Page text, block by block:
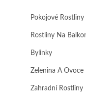
Pokojové Rostliny
Rostliny Na
Bylinky
Zelenina A Ovoce
Zahradní Rostliny